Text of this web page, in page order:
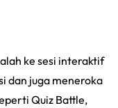
ke sesi interaktif
dan juga meneroka
Quiz Battle,